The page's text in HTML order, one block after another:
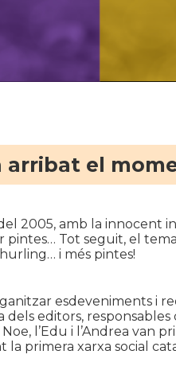
arribat el
2005, amb la innocent
Tot seguit, el
i més pintes!
esdeveniments i
editors, responsables
l’Edu i l’Andrea van
primera xarxa social